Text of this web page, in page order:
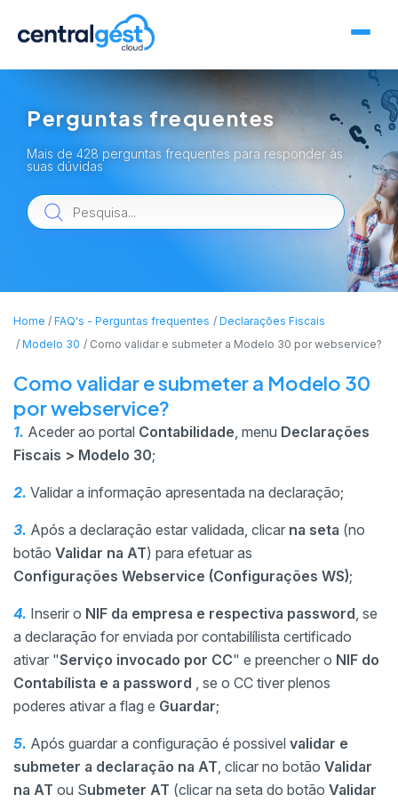
Perguntas frequentes
Mais de 428 perguntas frequentes para responder às
suas dúvidas
Home FAQ's - Perguntas frequentes
Declarações Fiscais
Modelo 30
Como validar e submeter a Modelo 30 por webservice?
Como validar e submeter a Modelo 30
por webservice?
1. Aceder ao portal Contabilidade, menu Declarações
Fiscais > Modelo 30;
2. Validar a informação apresentada na declaração;
3. Após a declaração estar validada, clicar na seta (no
botão Validar na AT) para efetuar as
Configurações Webservice (Configurações WS);
4. Inserir o NIF da empresa e respectiva password, se
a declaração for enviada por contabilílista certificado
ativar "Serviço invocado por CC" e preencher o NIF do
Contabílista e a password , se o CC tiver plenos
poderes ativar a flag e Guardar;
5. Após guardar a configuração é possivel validar e
submeter a declaração na AT, clicar no botão Validar
na AT ou Submeter AT (clicar na seta do botão Validar